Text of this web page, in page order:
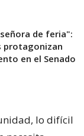
de feria":
protagonizan
en el Senado
lo difícil